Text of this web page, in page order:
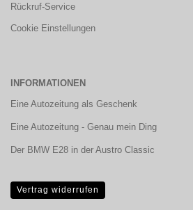
Rückruf-Service
Cookie Einstellungen
INFORMATIONEN
Eine Autozeitung als Geschenk
Eine Autozeitung - Genau mein Ding
Der BMW E28 in der Austro Classic
Vertrag widerrufen